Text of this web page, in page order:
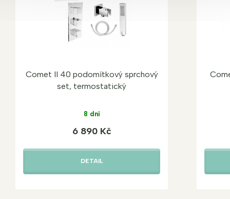
Comet II 40 podomítkový sprchový
set, termostatický
8 dní
6 890 Kč
DETAIL